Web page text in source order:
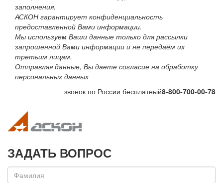
заполнения.
АСКОН гарантирует конфиденциальность
предоставленной Вами информации.
Мы используем Ваши данные только для рассылки
запрошенной Вами информации и не передаём их
третьим лицам.
Отправляя данные, Вы даете согласие на обработку
персональных данных
звонок по России бесплатный8-800-700-00-78
ЗАДАТЬ ВОПРОС